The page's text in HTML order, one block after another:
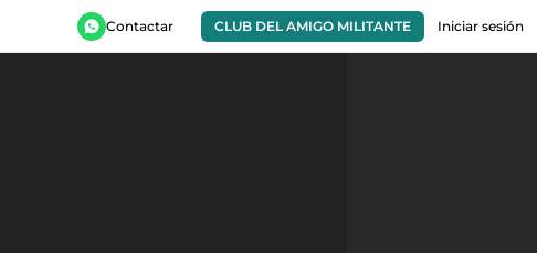
Contactar CLUB DEL AMIGO MILITANTE Iniciar sesión